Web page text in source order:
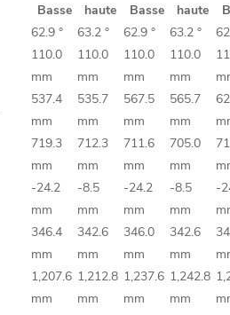
Basse
haute
Basse
haute
62.9 ° 63.2 ° 62.9 ° 63.2 °
110.0
mm
110.0
mm
110.0
mm
110.0
mm
537.4
mm
535.7
mm
567.5
mm
565.7
mm
719.3
mm
712.3
mm
711.6
mm
705.0
mm
-24.2
mm
-8.5
mm
-24.2
mm
-8.5
mm
-
346.4
mm
342.6
mm
346.0
mm
342.6
mm
1,207.6
mm
1,212.8
mm
1,237.6
mm
1,242.8
mm